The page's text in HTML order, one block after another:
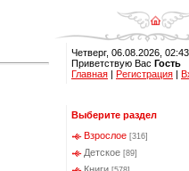
Четверг, 06.08.2026, 02:43
Приветствую Вас Гость
Главная | Регистрация |
Выберите раздел
Взрослое [316]
Детское [89]